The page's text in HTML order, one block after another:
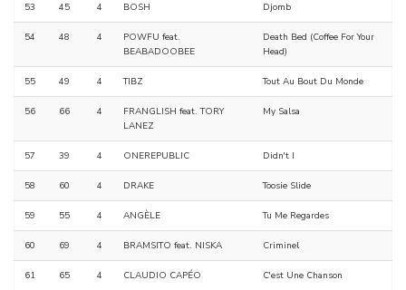
53 45 4 BOSH Djomb
54 48 4
POWFU feat.
BEABADOOBEE
Death Bed (Coffee For Your
Head)
55 49 4 TIBZ Tout Au Bout Du Monde
56 66 4
FRANGLISH feat. TORY
LANEZ
My Salsa
57 39 4 ONEREPUBLIC Didn't I
58 60 4 DRAKE Toosie Slide
59 55 4 ANGÈLE Tu Me Regardes
60 69 4 BRAMSITO feat. NISKA Criminel
61 65 4 CLAUDIO CAPÉO C'est Une Chanson